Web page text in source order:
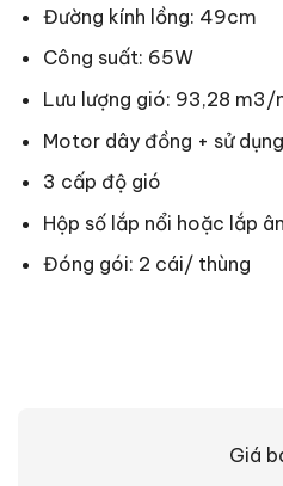
Đường kính lồng: 49cm
Công suất: 65W
Lưu lượng gió: 93,28 m3/
Motor dây đồng + sử
3 cấp độ gió
Hộp số lắp nổi hoặc lắp
Đóng gói: 2 cái/ thùng
Giá